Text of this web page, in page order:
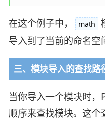
在这个例子中， math
导入到了当前的命名空
三、模块导入的查找路
当你导入一个模块时
顺序来查找模块。这个